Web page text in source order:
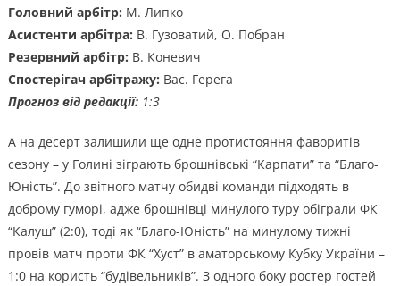
Головний арбітр: М. Липко
Асистенти арбітра: В. Гузоватий, О. Побран
Резервний арбітр: В. Коневич
Спостерігач арбітражу: Вас. Герега
Прогноз від редакції:1:3
А на десерт залишили ще одне протистояння фаворитів
сезону – у Голині зіграють брошнівські “Карпати” та “Благо-
Юність”. До звітного матчу обидві команди підходять в
доброму гуморі, адже брошнівці минулого туру обіграли ФК
“Калуш” (2:0), тоді як “Благо-Юність” на минулому тижні
провів матч проти ФК “Хуст” в аматорському Кубку України –
1:0 на користь “будівельників”. З одного боку ростер гостей